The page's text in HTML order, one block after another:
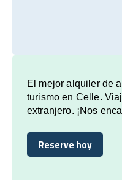
El mejor alquiler de
turismo en Celle.
extranjero. ¡Nos
Reserve hoy
Reserve hoy